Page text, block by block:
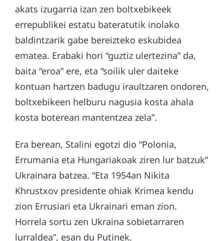
akats izugarria izan zen boltxebikeek
errepublikei estatu bateratutik inolako
baldintzarik gabe bereizteko eskubidea
ematea. Erabaki hori “guztiz ulertezina” da,
baita “eroa” ere, eta “soilik uler daiteke
kontuan hartzen badugu iraultzaren ondoren,
boltxebikeen helburu nagusia kosta ahala
kosta boterean mantentzea zela”.
Era berean, Stalini egotzi dio “Polonia,
Errumania eta Hungariakoak ziren lur batzuk”
Ukrainara batzea. “Eta 1954an Nikita
Khrustxov presidente ohiak Krimea kendu
zion Errusiari eta Ukrainari eman zion.
Horrela sortu zen Ukraina sobietarraren
lurraldea”, esan du Putinek.